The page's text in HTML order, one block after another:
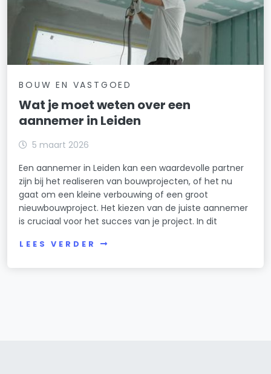
BOUW EN VASTGOED
Wat je moet weten over een
aannemer in Leiden
5 maart 2026
Een aannemer in Leiden kan een waardevolle partner
zijn bij het realiseren van bouwprojecten, of het nu
gaat om een kleine verbouwing of een groot
nieuwbouwproject. Het kiezen van de juiste aannemer
is cruciaal voor het succes van je project. In dit
LEES VERDER